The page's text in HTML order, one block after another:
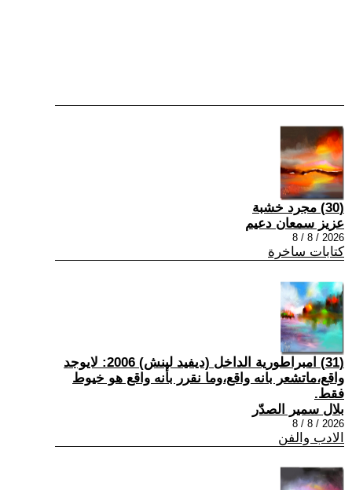
(30) مجرد خشبة
عزيز سمعان دعيم
2026 / 8 / 8
كتابات ساخرة
(31) امبراطورية الداخل (ديفيد لينش) 2006: لايوجد
واقع،ماتشعر بانه واقع،وما نقرر بأنه واقع هو خيوط
فقط.
بلال سمير الصدّر
2026 / 8 / 8
الادب والفن